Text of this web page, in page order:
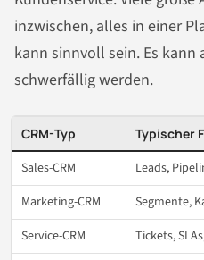
inzwischen, alles in einer
kann sinnvoll sein. Es kann
schwerfällig werden.
CRM-Typ Typischer
Sales-CRM
Leads,
Marketing-CRM
Segmente,
Service-CRM
Tickets,